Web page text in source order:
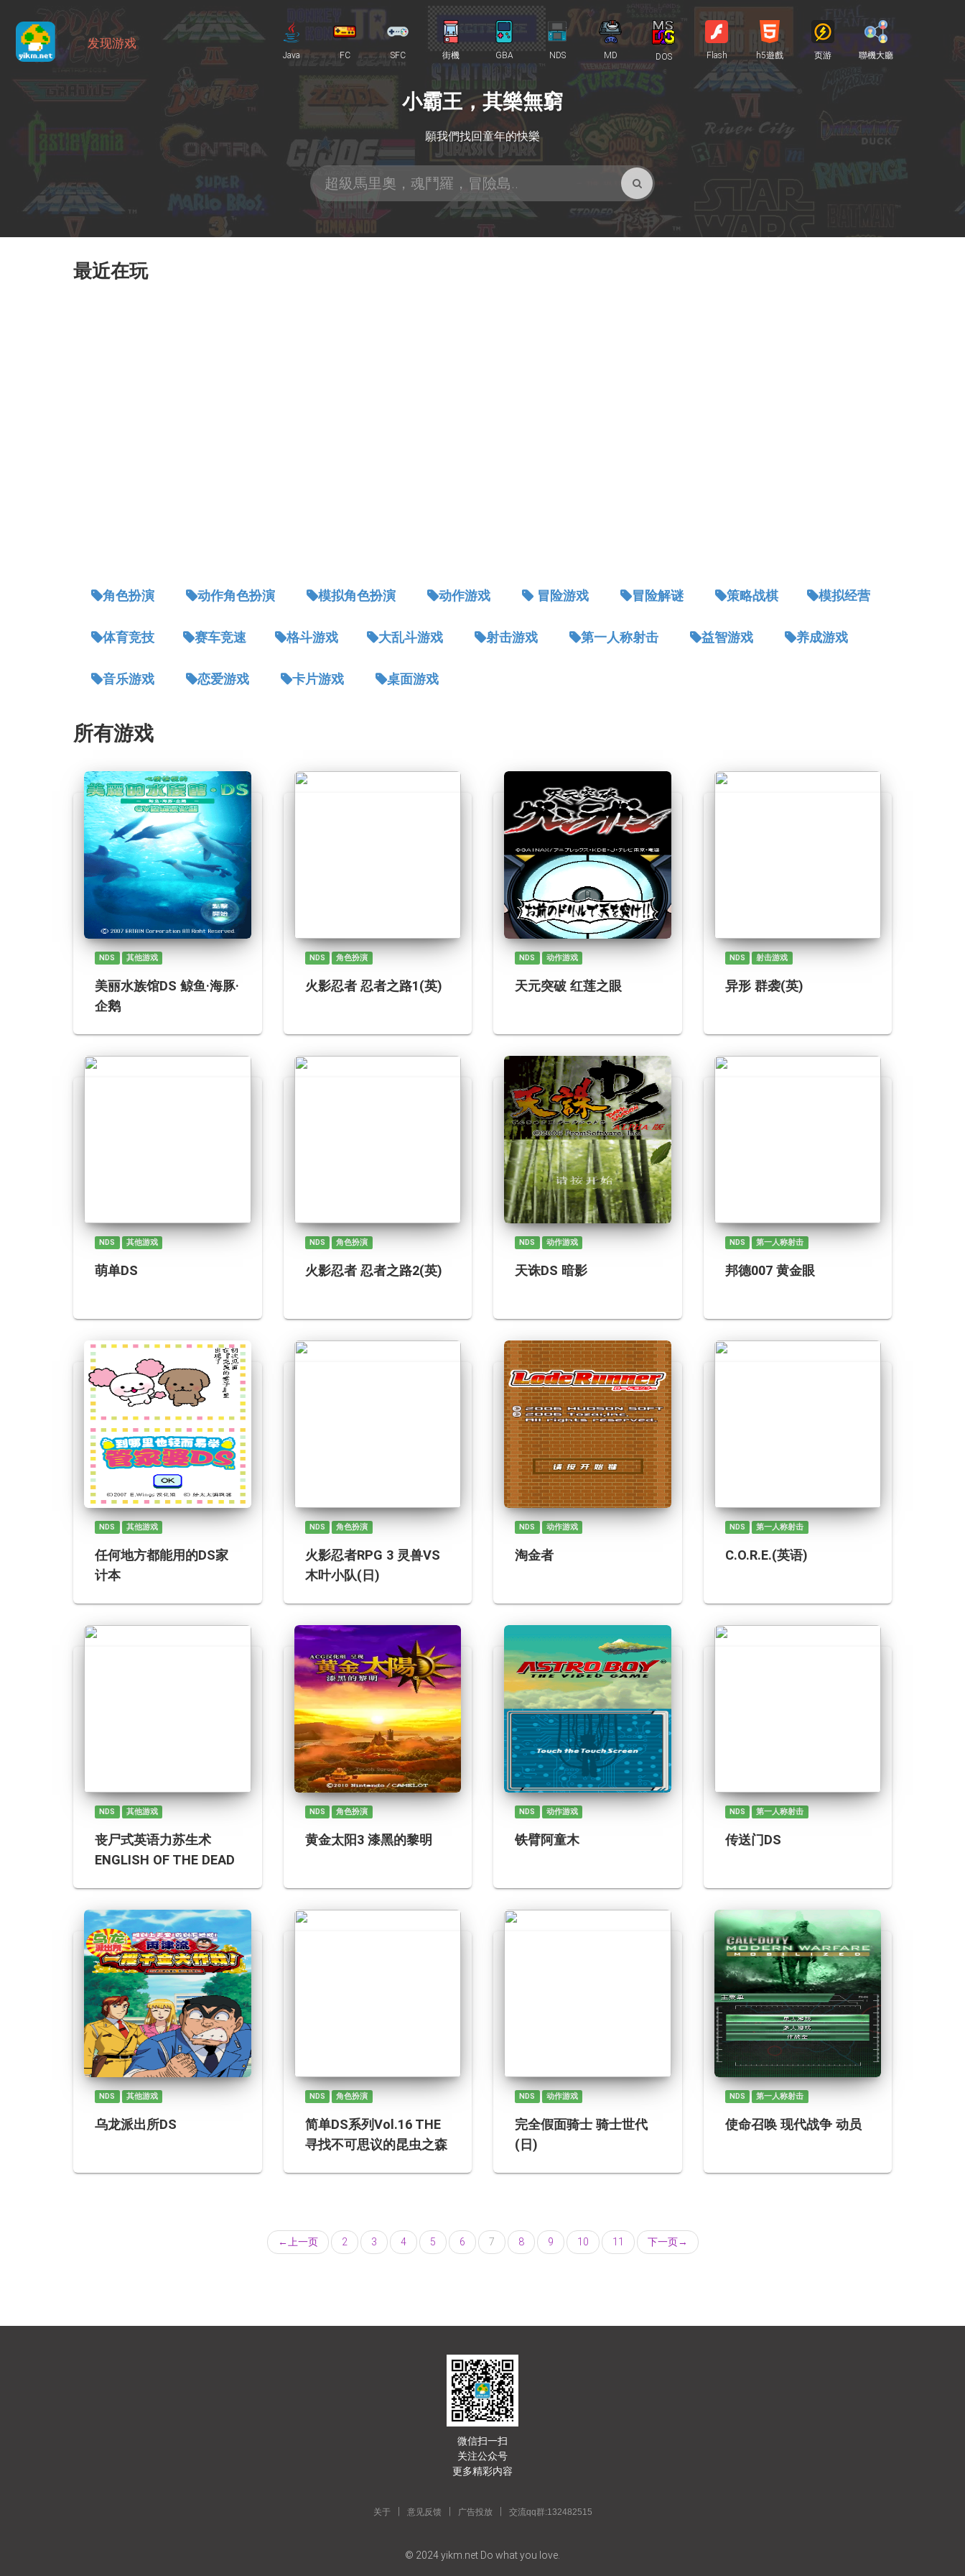
发现游戏
Java FC SFC 街機 GBA NDS MD DOS Flash h5遊戲 页游 聯機大廳
小霸王，其樂無窮
願我們找回童年的快樂
最近在玩
角色扮演 动作角色扮演 模拟角色扮演 动作游戏 冒险游戏 冒险解谜 策略战棋 模拟经营
体育竞技 赛车竞速 格斗游戏 大乱斗游戏 射击游戏 第一人称射击 益智游戏 养成游戏
音乐游戏 恋爱游戏 卡片游戏 桌面游戏
所有游戏
NDS 其他游戏
美丽水族馆DS 鲸鱼·海豚·
企鹅
NDS 角色扮演
火影忍者 忍者之路1(英)
NDS 动作游戏
天元突破 红莲之眼
NDS 射击游戏
异形 群袭(英)
NDS 其他游戏
萌单DS
NDS 角色扮演
火影忍者 忍者之路2(英)
NDS 动作游戏
天诛DS 暗影
NDS 第一人称射击
邦德007 黄金眼
NDS 其他游戏
任何地方都能用的DS家
计本
NDS 角色扮演
火影忍者RPG 3 灵兽VS
木叶小队(日)
NDS 动作游戏
淘金者
NDS 第一人称射击
C.O.R.E.(英语)
NDS 其他游戏
丧尸式英语力苏生术
ENGLISH OF THE DEAD
NDS 角色扮演
黄金太阳3 漆黑的黎明
NDS 动作游戏
铁臂阿童木
NDS 第一人称射击
传送门DS
NDS 其他游戏
乌龙派出所DS
NDS 角色扮演
简单DS系列Vol.16 THE
寻找不可思议的昆虫之森
NDS 动作游戏
完全假面骑士 骑士世代
(日)
NDS 第一人称射击
使命召唤 现代战争 动员
← 上一页 2 3 4 5 6 7 8 9 10 11 下一页→
微信扫一扫
关注公众号
更多精彩内容
关于 意见反馈 广告投放 交流qq群:132482515
© 2024 yikm.net Do what you love.